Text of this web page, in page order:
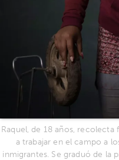
Raquel, de 18 años, recolecta
a trabajar en el campo a
inmigrantes. Se graduó de la